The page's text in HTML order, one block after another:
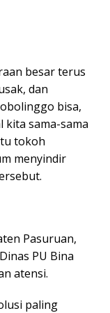
besar terus
dan
bisa,
kita sama-sama
tokoh
menyindir
Pasuruan,
PU Bina
atensi.
paling